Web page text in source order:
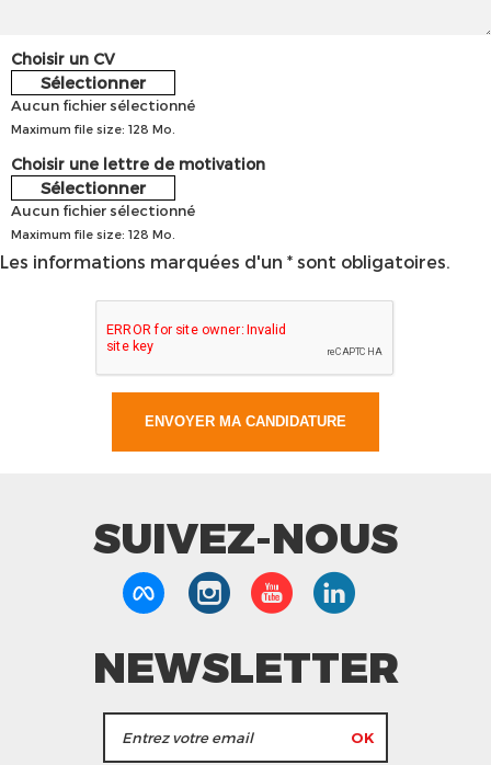
Choisir un CV
Sélectionner
Aucun fichier sélectionné
Maximum file size: 128 Mo.
Choisir une lettre de motivation
Sélectionner
Aucun fichier sélectionné
Maximum file size: 128 Mo.
Les informations marquées d'un * sont obligatoires.
SUIVEZ-NOUS
NEWSLETTER